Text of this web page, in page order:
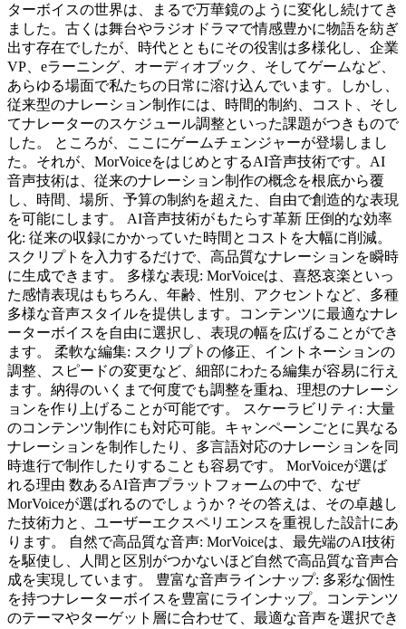
ターボイスの世界は、まるで万華鏡のように変化し続けてき
ました。古くは舞台やラジオドラマで情感豊かに物語を紡ぎ
出す存在でしたが、時代とともにその役割は多様化し、企業
VP、eラーニング、オーディオブック、そしてゲームなど、
あらゆる場面で私たちの日常に溶け込んでいます。しかし、
従来型のナレーション制作には、時間的制約、コスト、そし
てナレーターのスケジュール調整といった課題がつきもので
した。 ところが、ここにゲームチェンジャーが登場しまし
た。それが、MorVoiceをはじめとするAI音声技術です。AI
音声技術は、従来のナレーション制作の概念を根底から覆
し、時間、場所、予算の制約を超えた、自由で創造的な表現
を可能にします。 AI音声技術がもたらす革新 圧倒的な効率
化: 従来の収録にかかっていた時間とコストを大幅に削減。
スクリプトを入力するだけで、高品質なナレーションを瞬時
に生成できます。 多様な表現: MorVoiceは、喜怒哀楽といっ
た感情表現はもちろん、年齢、性別、アクセントなど、多種
多様な音声スタイルを提供します。コンテンツに最適なナレ
ーターボイスを自由に選択し、表現の幅を広げることができ
ます。 柔軟な編集: スクリプトの修正、イントネーションの
調整、スピードの変更など、細部にわたる編集が容易に行え
ます。納得のいくまで何度でも調整を重ね、理想のナレーシ
ョンを作り上げることが可能です。 スケーラビリティ: 大量
のコンテンツ制作にも対応可能。キャンペーンごとに異なる
ナレーションを制作したり、多言語対応のナレーションを同
時進行で制作したりすることも容易です。 MorVoiceが選ば
れる理由 数あるAI音声プラットフォームの中で、なぜ
MorVoiceが選ばれるのでしょうか？その答えは、その卓越し
た技術力と、ユーザーエクスペリエンスを重視した設計にあ
ります。 自然で高品質な音声: MorVoiceは、最先端のAI技術
を駆使し、人間と区別がつかないほど自然で高品質な音声合
成を実現しています。 豊富な音声ラインナップ: 多彩な個性
を持つナレーターボイスを豊富にラインナップ。コンテンツ
のテーマやターゲット層に合わせて、最適な音声を選択でき